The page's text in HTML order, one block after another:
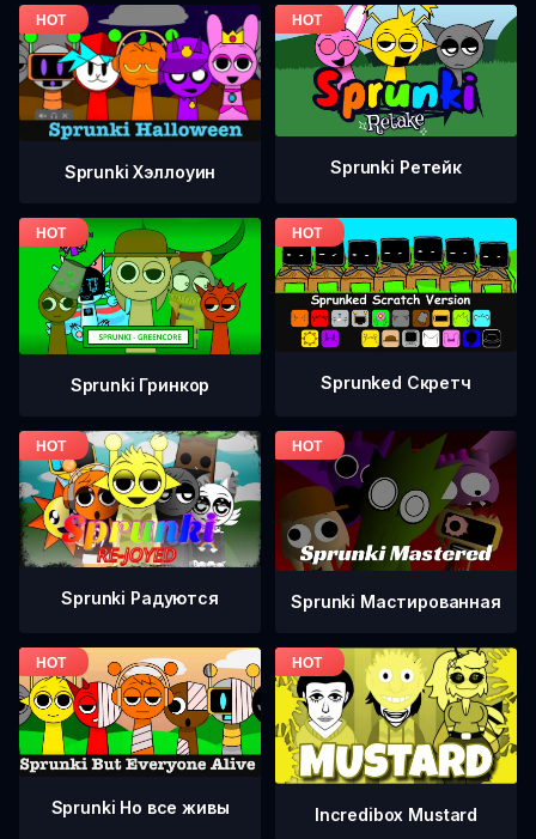
Sprunki Хэллоуин Sprunki Ретейк
Sprunki Гринкор Sprunked Скретч
Sprunki Радуются Sprunki Мастированная
Sprunki Но все живы Incredibox Mustard